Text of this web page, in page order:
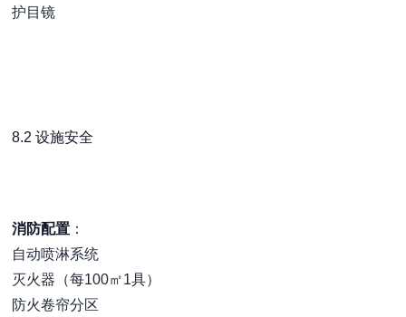
护目镜
8.2 设施安全
消防配置 ：
自动喷淋系统
灭火器（每100㎡1具）
防火卷帘分区